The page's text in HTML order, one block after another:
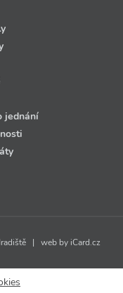
jednání
| web by iCard.cz